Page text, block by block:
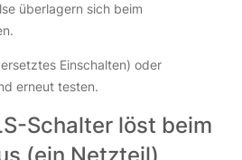
überlagern sich beim
Einschalten) oder
erneut testen.
Schalter löst beim